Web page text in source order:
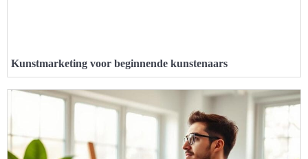
Kunstmarketing voor beginnende kunstenaars